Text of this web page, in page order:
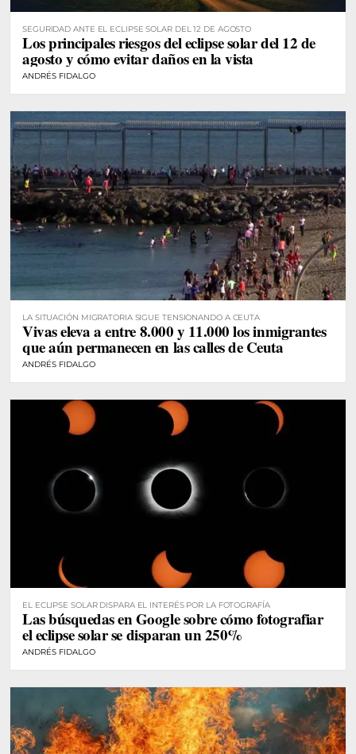
SEGURIDAD ANTE EL ECLIPSE SOLAR DEL 12 DE AGOSTO
Los principales riesgos del eclipse solar del 12 de
agosto y cómo evitar daños en la vista
ANDRÉS FIDALGO
LA SITUACIÓN MIGRATORIA SIGUE TENSIONANDO A CEUTA
Vivas eleva a entre 8.000 y 11.000 los inmigrantes
que aún permanecen en las calles de Ceuta
ANDRÉS FIDALGO
EL ECLIPSE SOLAR DISPARA EL INTERÉS POR LA FOTOGRAFÍA
Las búsquedas en Google sobre cómo fotografiar
el eclipse solar se disparan un 250%
ANDRÉS FIDALGO